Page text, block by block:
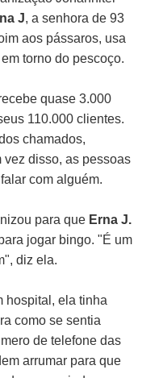
J, a senhora de 93
aos pássaros, usa
torno do pescoço.
quase 3.000
110.000 clientes.
chamados,
vez disso, as pessoas
com alguém.
para que Erna J.
jogar bingo. "É um
diz ela.
hospital, ela tinha
como se sentia
de telefone das
arrumar para que